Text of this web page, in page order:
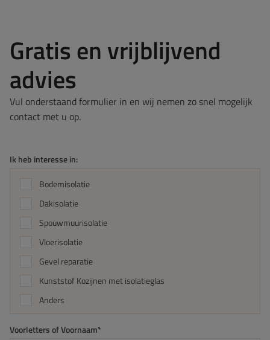
Gratis en vrijblijvend
advies
Vul onderstaand formulier in en wij nemen zo snel mogelijk
contact met u op.
Ik heb interesse in:
Bodemisolatie
Dakisolatie
Spouwmuurisolatie
Vloerisolatie
Gevel reparatie
Kunststof Kozijnen met isolatieglas
Anders
Voorletters of Voornaam*